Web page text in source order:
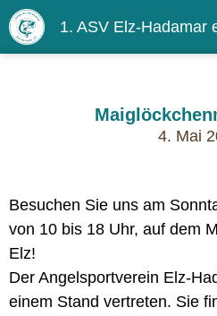
1. ASV Elz-Hadamar
4. Mai
Besuchen Sie uns am
von 10 bis 18 Uhr, auf dem
Elz!
Der Angelsportverein Elz-
einem Stand vertreten. Sie